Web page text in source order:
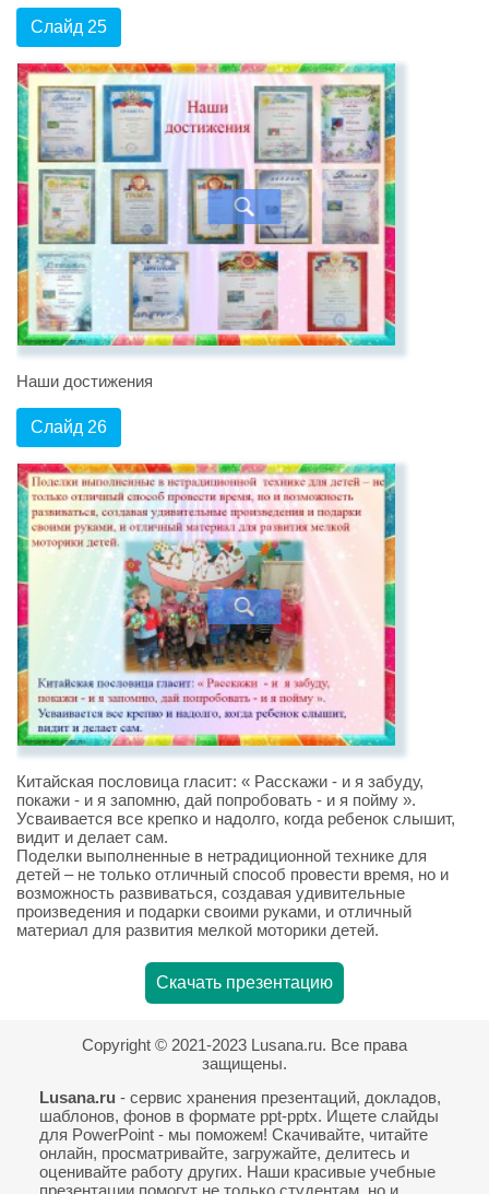
Слайд 25
Наши достижения
Слайд 26
Китайская пословица гласит: « Расскажи - и я забуду,
покажи - и я запомню, дай попробовать - и я пойму ».
Усваивается все крепко и надолго, когда ребенок слышит,
видит и делает сам.
Поделки выполненные в нетрадиционной технике для
детей – не только отличный способ провести время, но и
возможность развиваться, создавая удивительные
произведения и подарки своими руками, и отличный
материал для развития мелкой моторики детей.
Скачать презентацию
Copyright © 2021-2023 Lusana.ru. Все права
защищены.
Lusana.ru - сервис хранения презентаций, докладов,
шаблонов, фонов в формате ppt-pptx. Ищете слайды
для PowerPoint - мы поможем! Скачивайте, читайте
онлайн, просматривайте, загружайте, делитесь и
оценивайте работу других. Наши красивые учебные